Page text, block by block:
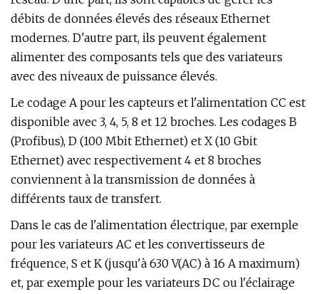
débits de données élevés des réseaux Ethernet
modernes. D'autre part, ils peuvent également
alimenter des composants tels que des variateurs
avec des niveaux de puissance élevés.
Le codage A pour les capteurs et l'alimentation CC est
disponible avec 3, 4, 5, 8 et 12 broches. Les codages B
(Profibus), D (100 Mbit Ethernet) et X (10 Gbit
Ethernet) avec respectivement 4 et 8 broches
conviennent à la transmission de données à
différents taux de transfert.
Dans le cas de l'alimentation électrique, par exemple
pour les variateurs AC et les convertisseurs de
fréquence, S et K (jusqu'à 630 V(AC) à 16 A maximum)
et, par exemple pour les variateurs DC ou l'éclairage